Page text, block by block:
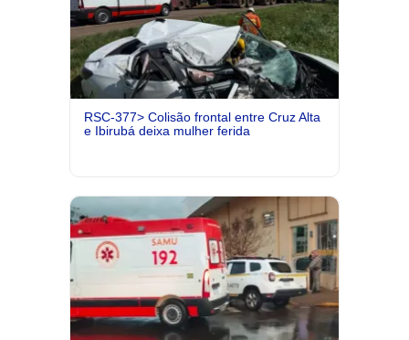
RSC-377> Colisão frontal entre Cruz Alta
e Ibirubá deixa mulher ferida